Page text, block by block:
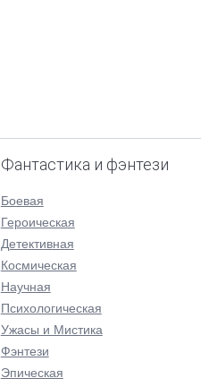
Фантастика и фэнтези
Боевая
Героическая
Детективная
Космическая
Научная
Психологическая
Ужасы и Мистика
Фэнтези
Эпическая